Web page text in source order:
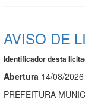
AVISO DE
Identificador desta
Abertura 14/08/
PREFEITURA